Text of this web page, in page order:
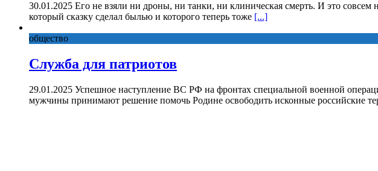
30.01.2025 Его не взяли ни дроны, ни танки, ни клиническая смерть. И это
который сказку сделал былью и которого теперь тоже [...]
общество
Служба для патриотов
29.01.2025 Успешное наступление ВС РФ на фронтах специальной военной
мужчины принимают решение помочь Родине освободить исконные российские